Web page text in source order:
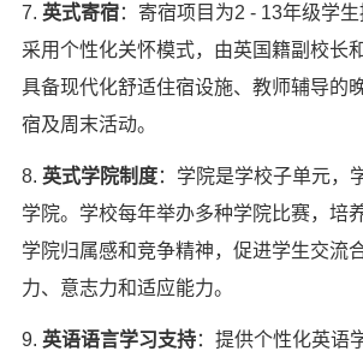
7. 英式寄宿：寄宿项目为2 - 13年级学生
采用个性化关怀模式，由英国籍副校长
具备现代化舒适住宿设施、教师辅导的
宿及周末活动。
8. 英式学院制度：学院是学校子单元，
学院。学校每年举办多种学院比赛，培
学院归属感和竞争精神，促进学生交流
力、意志力和适应能力。
9. 英语语言学习支持：提供个性化英语